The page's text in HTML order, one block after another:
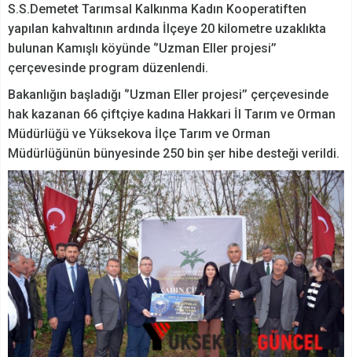
S.S.Demetet Tarımsal Kalkınma Kadın Kooperatiften
yapılan kahvaltının ardında İlçeye 20 kilometre uzaklıkta
bulunan Kamışlı köyünde ‘’Uzman Eller projesi’’
çerçevesinde program düzenlendi.
Bakanlığın başladığı ‘’Uzman Eller projesi’’ çerçevesinde
hak kazanan 66 çiftçiye kadına Hakkari İl Tarım ve Orman
Müdürlüğü ve Yüksekova İlçe Tarım ve Orman
Müdürlüğünün bünyesinde 250 bin şer hibe desteği verildi.